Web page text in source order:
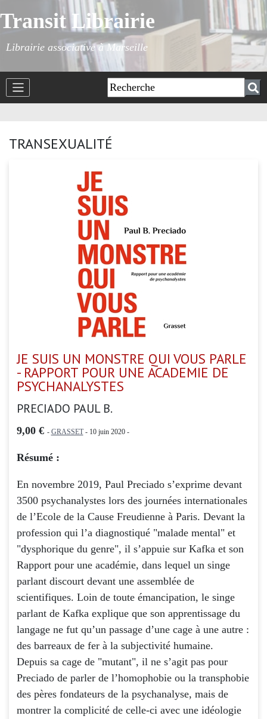
Transit Librairie
Librairie associative à Marseille
TRANSEXUALITÉ
JE SUIS UN MONSTRE QUI VOUS PARLE
- RAPPORT POUR UNE ACADEMIE DE
PSYCHANALYSTES
PRECIADO PAUL B.
9,00 € - GRASSET- 10 juin 2020 -
Résumé :
En novembre 2019, Paul Preciado s’exprime devant
3500 psychanalystes lors des journées internationales
de l’Ecole de la Cause Freudienne à Paris. Devant la
profession qui l’a diagnostiqué "malade mental" et
"dysphorique du genre", il s’appuie sur Kafka et son
Rapport pour une académie, dans lequel un singe
parlant discourt devant une assemblée de
scientifiques. Loin de toute émancipation, le singe
parlant de Kafka explique que son apprentissage du
langage ne fut qu’un passage d’une cage à une autre :
des barreaux de fer à la subjectivité humaine.
Depuis sa cage de "mutant", il ne s’agit pas pour
Preciado de parler de l’homophobie ou la transphobie
des pères fondateurs de la psychanalyse, mais de
montrer la complicité de celle-ci avec une idéologie